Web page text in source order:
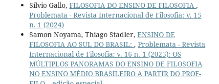
Sílvio Gallo, FILOSOFIA DO ENSINO DE FILOSOFIA ,
Problemata - Revista Internacional de Filosofia: v. 15
n. 1 (2024)
Samon Noyama, Thiago Stadler, ENSINO DE
FILOSOFIA AO SUL DO BRASIL: , Problemata - Revista
Internacional de Filosofia: v. 16 n. 1 (2025): OS
MÚLTIPLOS PANORAMAS DO ENSINO DE FILOSOFIA
NO ENSINO MÉDIO BRASILEIRO A PARTIR DO PROF-